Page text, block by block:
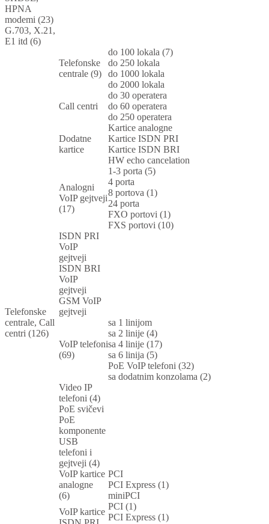
HPNA
modemi (23)
G.703, X.21,
E1 itd (6)
Telefonske
centrale, Call
centri (126)
Telefonske
centrale (9)
do 100 lokala (7)
do 250 lokala
do 1000 lokala
do 2000 lokala
Call centri
do 30 operatera
do 60 operatera
do 250 operatera
Dodatne
kartice
Kartice analogne
Kartice ISDN PRI
Kartice ISDN BRI
HW echo cancelation
Analogni
VoIP gejtveji
(17)
1-3 porta (5)
4 porta
8 portova (1)
24 porta
FXO portovi (1)
FXS portovi (10)
ISDN PRI
VoIP
gejtveji
ISDN BRI
VoIP
gejtveji
GSM VoIP
gejtveji
VoIP telefoni
(69)
sa 1 linijom
sa 2 linije (4)
sa 4 linije (17)
sa 6 linija (5)
PoE VoIP telefoni (32)
sa dodatnim konzolama (2)
Video IP
telefoni (4)
PoE svičevi
PoE
komponente
USB
telefoni i
gejtveji (4)
VoIP kartice
analogne
(6)
PCI
PCI Express (1)
miniPCI
VoIP kartice
PCI (1)
PCI Express (1)